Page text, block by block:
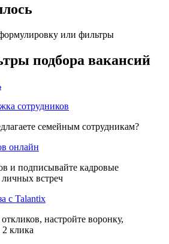
или фильтры
подбора вакансий
сотрудников
семейным сотрудникам?
онлайн
и подписывайте кадровые
встреч
с Talantix
настройте воронку,
2 клика